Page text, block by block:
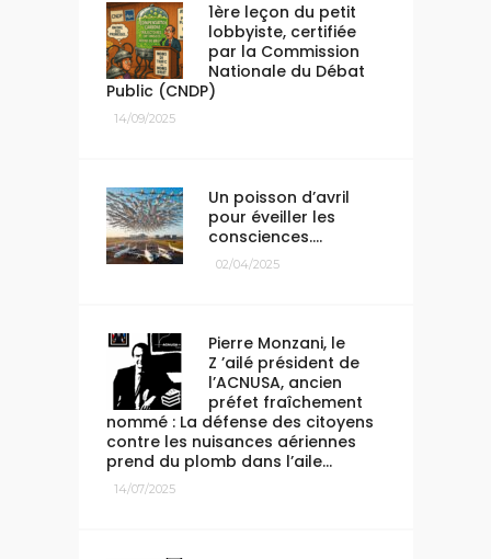
1ère leçon du petit
lobbyiste, certifiée
par la Commission
Nationale du Débat
Public (CNDP)
14/09/2025
Un poisson d’avril
pour éveiller les
consciences….
02/04/2025
Pierre Monzani, le
Z ’ailé président de
l’ACNUSA, ancien
préfet fraîchement
nommé : La défense des citoyens
contre les nuisances aériennes
prend du plomb dans l’aile…
14/07/2025